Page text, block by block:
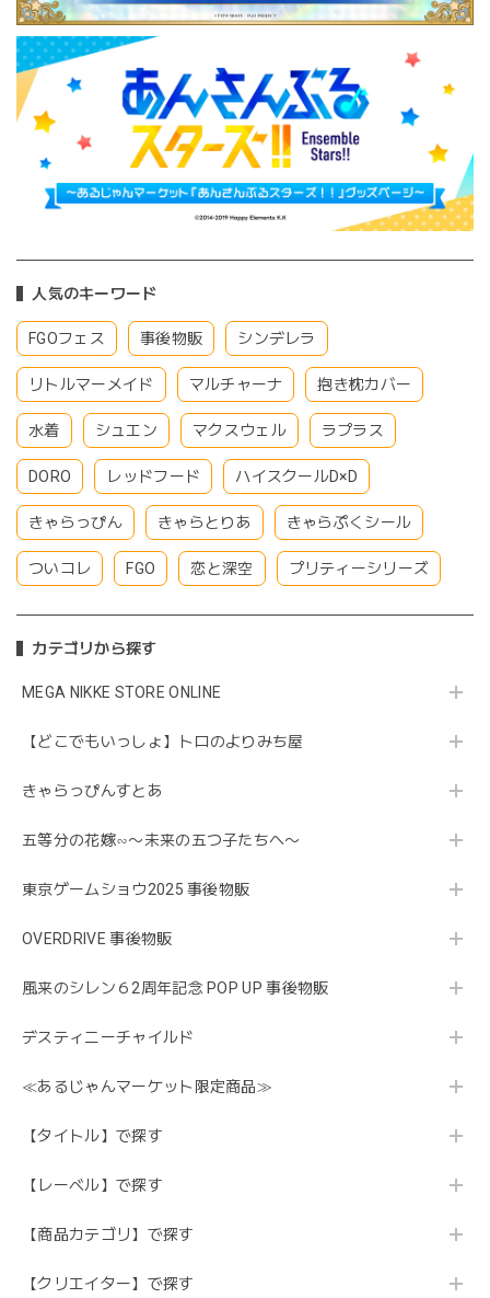
人気のキーワード
FGOフェス 事後物販 シンデレラ
リトルマーメイド マルチャーナ 抱き枕カバー
水着 シュエン マクスウェル ラプラス
DORO レッドフード ハイスクールD×D
きゃらっぴん きゃらとりあ きゃらぷくシール
ついコレ FGO 恋と深空 プリティーシリーズ
カテゴリから探す
MEGA NIKKE STORE ONLINE
【どこでもいっしょ】トロのよりみち屋
きゃらっぴんすとあ
五等分の花嫁∽〜未来の五つ子たちへ〜
東京ゲームショウ2025 事後物販
OVERDRIVE 事後物販
風来のシレン６2周年記念 POP UP 事後物販
デスティニーチャイルド
≪あるじゃんマーケット限定商品≫
【タイトル】で探す
【レーベル】で探す
【商品カテゴリ】で探す
【クリエイター】で探す